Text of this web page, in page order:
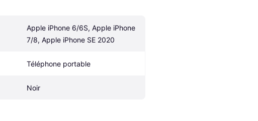
Apple iPhone 6/6S, Apple iPhone
7/8, Apple iPhone SE 2020
Téléphone portable
Noir